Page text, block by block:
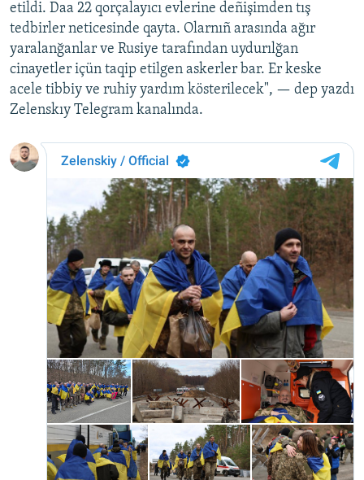
etildi. Daa 22 qorçalayıcı evlerine deñişimden tış
tedbirler neticesinde qayta. Olarnıñ arasında ağır
yaralanğanlar ve Rusiye tarafından uydurılğan
cinayetler içün taqip etilgen askerler bar. Er keske
acele tibbiy ve ruhiy yardım kösterilecek", — dep yazdı
Zelenskıy Telegram kanalında.